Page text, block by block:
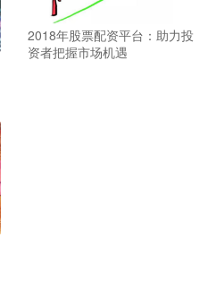
2018年股票配资平台：助力投
资者把握市场机遇